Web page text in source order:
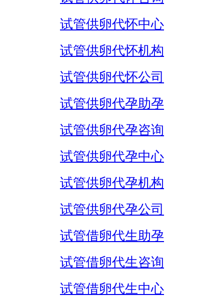
试管供卵代怀中心
试管供卵代怀机构
试管供卵代怀公司
试管供卵代孕助孕
试管供卵代孕咨询
试管供卵代孕中心
试管供卵代孕机构
试管供卵代孕公司
试管借卵代生助孕
试管借卵代生咨询
试管借卵代生中心